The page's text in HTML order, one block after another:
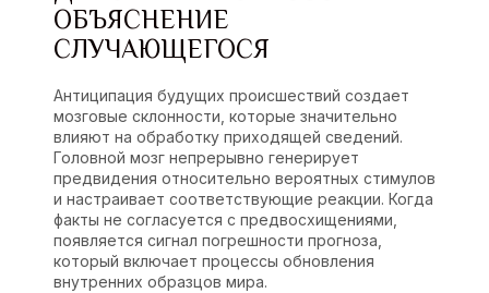
ОБЪЯСНЕНИЕ
СЛУЧАЮЩЕГОСЯ
Антиципация будущих происшествий создает
мозговые склонности, которые значительно
влияют на обработку приходящей сведений.
Головной мозг непрерывно генерирует
предвидения относительно вероятных стимулов
и настраивает соответствующие реакции. Когда
факты не согласуется с предвосхищениями,
появляется сигнал погрешности прогноза,
который включает процессы обновления
внутренних образцов мира.